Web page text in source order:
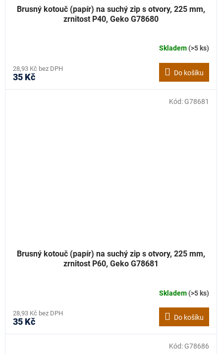
Brusný kotouč (papír) na suchý zip s otvory, 225 mm,
zrnitost P40, Geko G78680
Skladem(>5 ks)
28,93 Kč bez DPH
35 Kč Do košíku
Brusný kotouč (papír) na suchý zip s otvory, 225 mm,
zrnitost P60, Geko G78681
Skladem(>5 ks)
28,93 Kč bez DPH
35 Kč Do košíku
Kód: G78681
Kód: G78686